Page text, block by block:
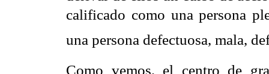
calificado como una persona
una persona defectuosa, mala,
Como vemos, el centro de